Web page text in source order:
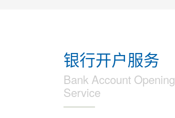
银行开户服务
Bank Account Opening
Service